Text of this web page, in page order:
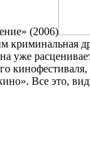
(2006)
Все это,